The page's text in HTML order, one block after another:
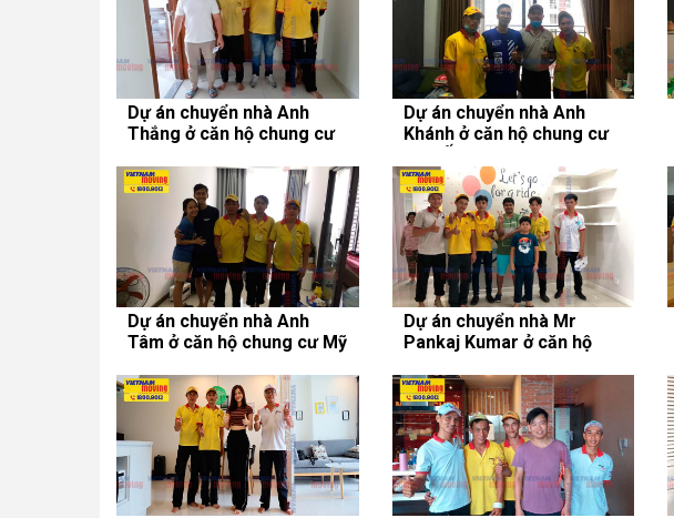
Dự án chuyển nhà Anh
Thắng ở căn hộ chung cư
Dự án chuyển nhà Anh
Khánh ở căn hộ chung cư
Dự án chuyển nhà Anh
Tâm ở căn hộ chung cư Mỹ
Dự án chuyển nhà Mr
Pankaj Kumar ở căn hộ